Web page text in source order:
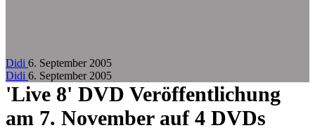
Didi 6. September 2005
Didi 6. September 2005
'Live 8' DVD Veröffentlichung
am 7. November auf 4 DVDs